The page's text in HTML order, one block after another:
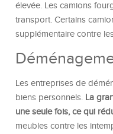
élevée. Les camions
transport. Certains
supplémentaire contre
Les entreprises de
biens personnels. La
une seule fois, ce qui
meubles contre les